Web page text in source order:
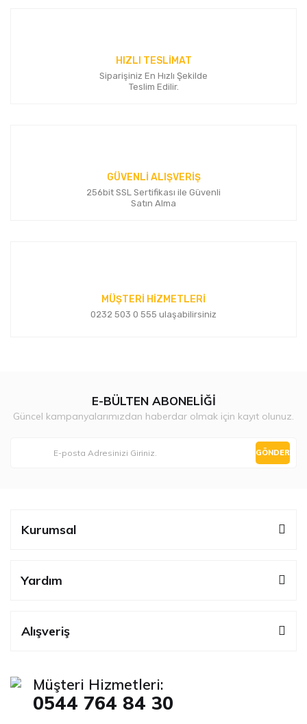
HIZLI TESLİMAT
Siparişiniz En Hızlı Şekilde
Teslim Edilir.
GÜVENLİ ALIŞVERİŞ
256bit SSL Sertifikası ile Güvenli
Satın Alma
MÜŞTERİ HİZMETLERİ
0232 503 0 555 ulaşabilirsiniz
E-BÜLTEN ABONELİĞİ
Güncel kampanyalarımızdan haberdar olmak için kayıt olunuz.
GÖNDER
Kurumsal
Yardım
Alışveriş
Müşteri Hizmetleri:
0544 764 84 30